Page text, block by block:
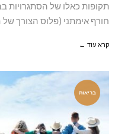
תקופות כאלו של הסתגרויות
חורף אימתני (פלוס הצורך של
קרא עוד ←
בריאות